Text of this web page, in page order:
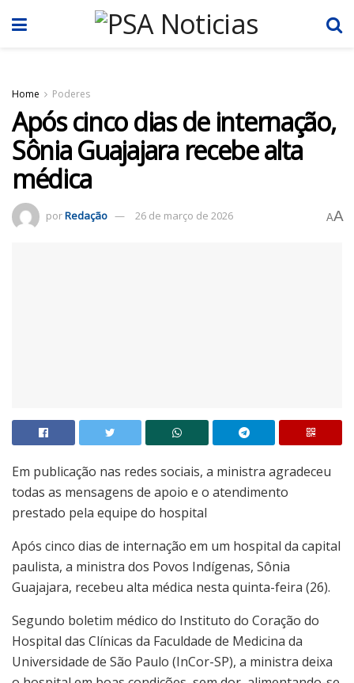
Home Poderes
Após cinco dias de internação,
Sônia Guajajara recebe alta
médica
porRedação 26 de março de 2026 AA
Em publicação nas redes sociais, a ministra agradeceu
todas as mensagens de apoio e o atendimento
prestado pela equipe do hospital
Após cinco dias de internação em um hospital da capital
paulista, a ministra dos Povos Indígenas, Sônia
Guajajara, recebeu alta médica nesta quinta-feira (26).
Segundo boletim médico do Instituto do Coração do
Hospital das Clínicas da Faculdade de Medicina da
Universidade de São Paulo (InCor-SP), a ministra deixa